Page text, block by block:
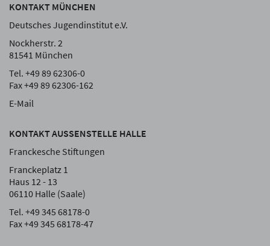
KONTAKT MÜNCHEN
Deutsches Jugendinstitut e.V.
Nockherstr. 2
81541 München
Tel. +49 89 62306-0
Fax +49 89 62306-162
E-Mail
KONTAKT AUSSENSTELLE HALLE
Franckesche Stiftungen
Franckeplatz 1
Haus 12 - 13
06110 Halle (Saale)
Tel. +49 345 68178-0
Fax +49 345 68178-47